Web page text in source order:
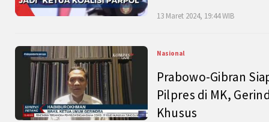
13 Maret 2024, 19:44 WIB
Nasional
Prabowo-Gibran
Pilpres di MK,
Khusus